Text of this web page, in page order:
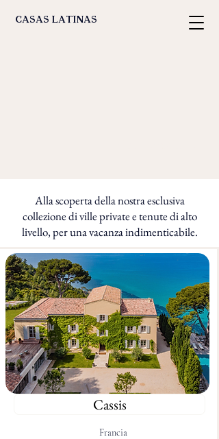
casas latinas
Alla scoperta della nostra esclusiva
collezione di ville private e tenute di alto
livello, per una vacanza indimenticabile.
Cassis
Francia